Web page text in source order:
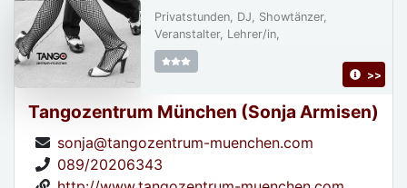
Tangozentrum München (Sonja Armisen)
sonja@tangozentrum-muenchen.com
089/20206343
Privatstunden, DJ, Showtänzer,
Veranstalter, Lehrer/in,
>>